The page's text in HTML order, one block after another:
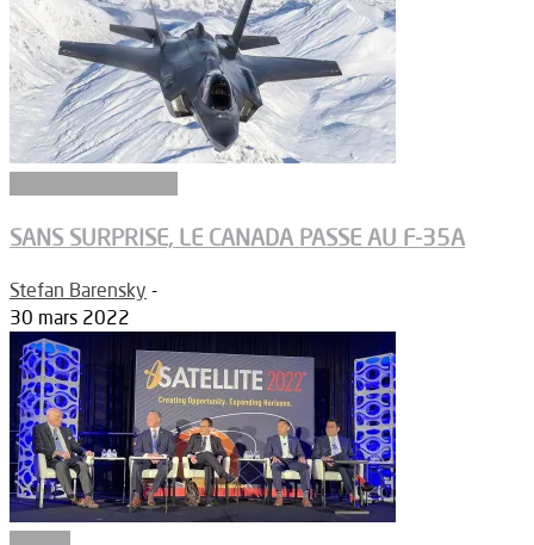
SANS SURPRISE, LE CANADA PASSE AU F-35A
Stefan Barensky -
30 mars 2022